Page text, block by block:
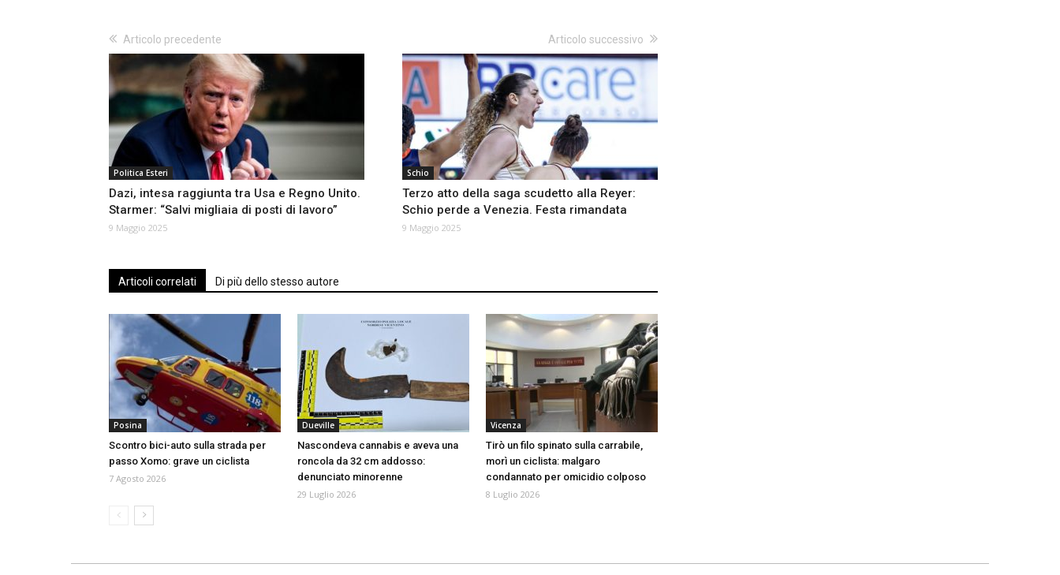
Articolo precedente
Politica Esteri
Dazi, intesa raggiunta tra Usa e Regno Unito.
Starmer: “Salvi migliaia di posti di lavoro”
9 Maggio 2025
Articolo successivo
Schio
Terzo atto della saga scudetto alla Reyer:
Schio perde a Venezia. Festa rimandata
9 Maggio 2025
Articoli correlati Di più dello stesso autore
Posina
Scontro bici-auto sulla strada per
passo Xomo: grave un ciclista
7 Agosto 2026
Dueville
Nascondeva cannabis e aveva una
roncola da 32 cm addosso:
denunciato minorenne
29 Luglio 2026
Vicenza
Tirò un filo spinato sulla carrabile,
morì un ciclista: malgaro
condannato per omicidio colposo
8 Luglio 2026